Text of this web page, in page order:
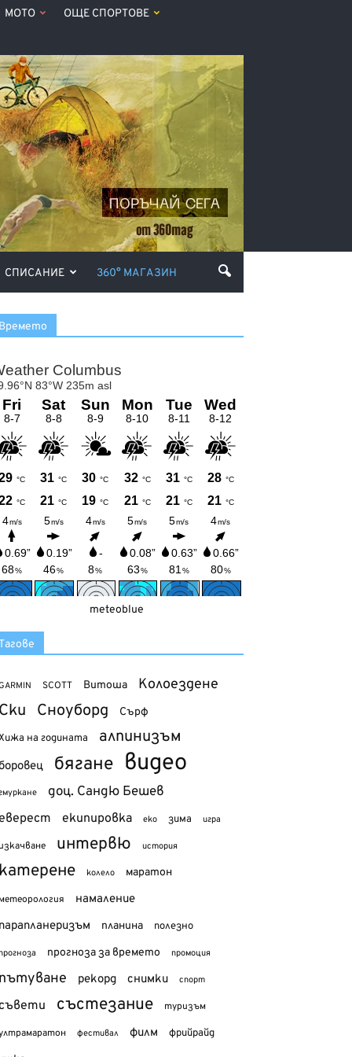
МОТО ОЩЕ СПОРТОВЕ
СПИСАНИЕ 360° МАГАЗИН
meteoblue
SCOTT Витоша Колоездене
Сноуборд Сърф
на годината алпинизъм
бягане видео
доц. Сандю Бешев
екипировка еко зима игра
интервю история
колело маратон
намаление
планина полезно
прогноза за времето промоция
рекорд снимки спорт
състезание туризъм
фестивал филм фрийрайд